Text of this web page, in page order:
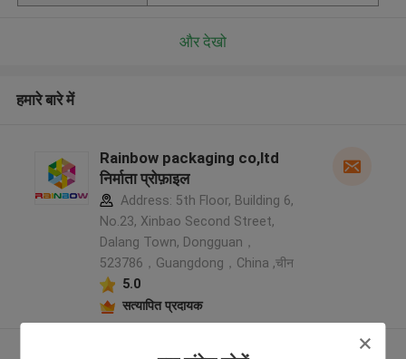
और देखो
हमारे बारे में
Rainbow packaging co,ltd
निर्माता प्रोफ़ाइल
Address: 5th Floor, Building 6,
No.23, Xinbao Second Street,
Dalang Town, Dongguan，
523786，Guangdong，China ,चीन
5.0
सत्यापित प्रदायक
और देखो